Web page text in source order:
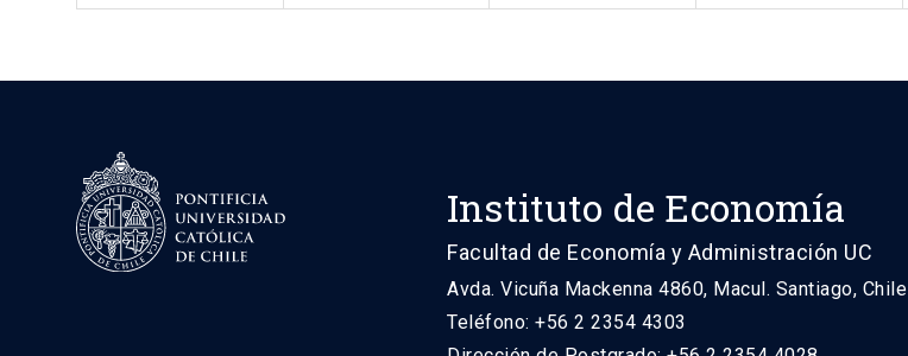
Instituto de Economía
Facultad de Economía y Administración UC
Avda. Vicuña Mackenna 4860, Macul. Santiago, Chile
Teléfono: +56 2 2354 4303